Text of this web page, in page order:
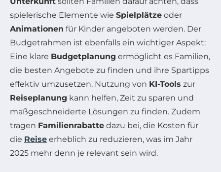
spielerische Elemente wie Spielplätze oder
Animationen für Kinder angeboten werden. Der
Budgetrahmen ist ebenfalls ein wichtiger Aspekt:
Eine klare Budgetplanung ermöglicht es Familien,
die besten Angebote zu finden und ihre Spartipps
effektiv umzusetzen. Nutzung von KI-Tools zur
Reiseplanung kann helfen, Zeit zu sparen und
maßgeschneiderte Lösungen zu finden. Zudem
tragen Familienrabatte dazu bei, die Kosten für
die Reise erheblich zu reduzieren, was im Jahr
2025 mehr denn je relevant sein wird.